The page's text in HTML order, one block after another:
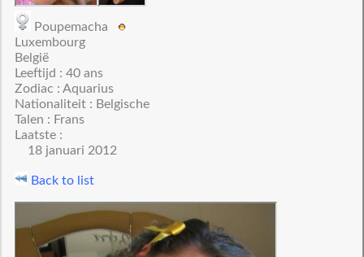
Poupemacha
Luxembourg
België
Leeftijd : 40 ans
Zodiac : Aquarius
Nationaliteit : Belgische
Talen : Frans
Laatste :
18 januari 2012
Back to list